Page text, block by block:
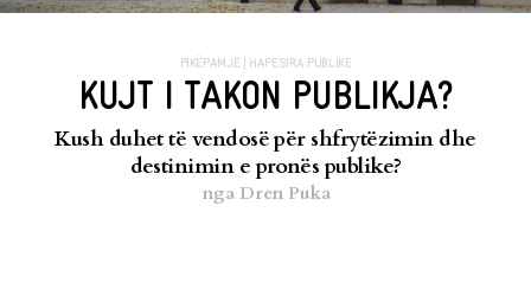
PIKËPAMJE HAPESIRA PUBLIKE
KUJT I TAKON PUBLIKJA?
Kush duhet të vendosë për shfrytëzimin dhe
destinimin e pronës publike?
nga Dren Puka